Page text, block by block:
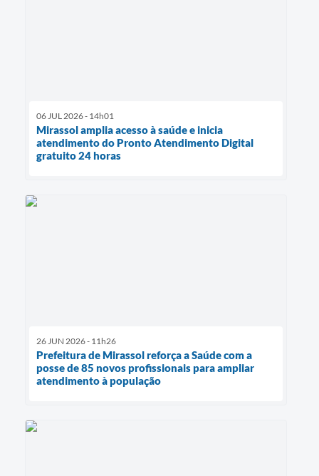
06 JUL 2026 - 14h01
Mirassol amplia acesso à saúde e inicia
atendimento do Pronto Atendimento Digital
gratuito 24 horas
26 JUN 2026 - 11h26
Prefeitura de Mirassol reforça a Saúde com a
posse de 85 novos profissionais para ampliar
atendimento à população